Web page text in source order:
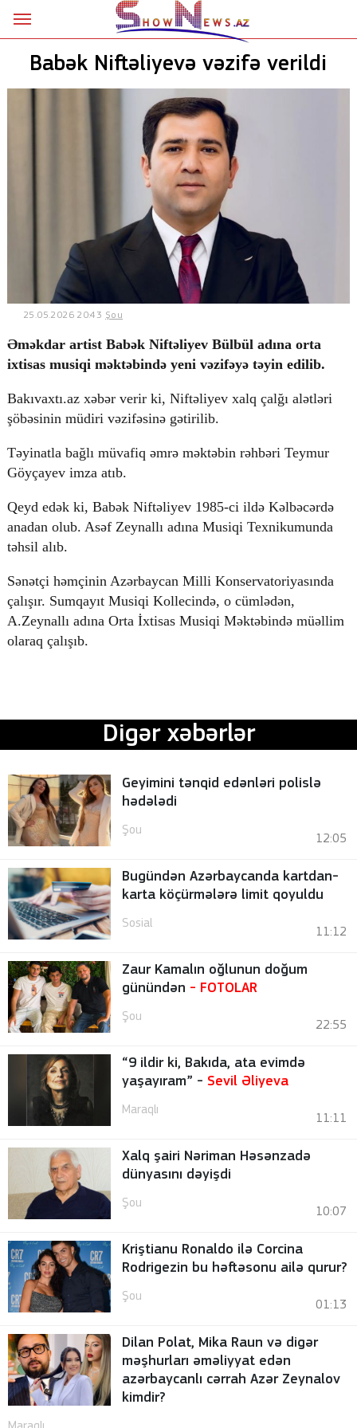
Siyasət
Astrologiya
İdman
Dünya
© 2026. Shownews.az
Babək Niftəliyevə vəzifə verildi
25.05.2026 20:43 Şou
Əməkdar artist Babək Niftəliyev Bülbül adına orta
ixtisas musiqi məktəbində yeni vəzifəyə təyin edilib.
Bakıvaxtı.az xəbər verir ki, Niftəliyev xalq çalğı alətləri
şöbəsinin müdiri vəzifəsinə gətirilib.
Təyinatla bağlı müvafiq əmrə məktəbin rəhbəri Teymur
Göyçayev imza atıb.
Qeyd edək ki, Babək Niftəliyev 1985-ci ildə Kəlbəcərdə
anadan olub. Asəf Zeynallı adına Musiqi Texnikumunda
təhsil alıb.
Sənətçi həmçinin Azərbaycan Milli Konservatoriyasında
çalışır. Sumqayıt Musiqi Kollecində, o cümlədən,
A.Zeynallı adına Orta İxtisas Musiqi Məktəbində müəllim
olaraq çalışıb.
Digər xəbərlər
Geyimini tənqid edənləri polislə
hədələdi
Şou
12:05
Bugündən Azərbaycanda kartdan-
karta köçürmələrə limit qoyuldu
Sosial
11:12
Zaur Kamalın oğlunun doğum
günündən - FOTOLAR
Şou
22:55
“9 ildir ki, Bakıda, ata evimdə
yaşayıram” - Sevil Əliyeva
Maraqlı
11:11
Xalq şairi Nəriman Həsənzadə
dünyasını dəyişdi
Şou
10:07
Kriştianu Ronaldo ilə Corcina
Rodrigezin bu həftəsonu ailə qurur?
Şou
01:13
Dilan Polat, Mika Raun və digər
məşhurları əməliyyat edən
azərbaycanlı cərrah Azər Zeynalov
kimdir?